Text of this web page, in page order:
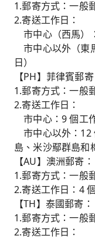
1.郵寄方式：一般
2.寄送工作日：
市中心（西馬）
市中心以外（東
日）
【PH】菲律賓郵寄
1.郵寄方式：一般
2.寄送工作日：
市中心：9 個工
市中心以外：12
島、米沙鄢群島和
【AU】澳洲郵寄：
1.郵寄方式：一般
2.寄送工作日：4
【TH】泰國郵寄：
1.郵寄方式：一般
2.寄送工作日：